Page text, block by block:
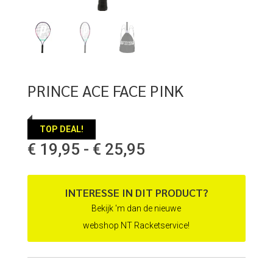
PRINCE ACE FACE PINK
TOP DEAL!
€ 19,95 - € 25,95Prijsklasse:
tot
€ 25,95
INTERESSE IN DIT PRODUCT?
Bekijk 'm dan de nieuwe
webshop NT Racketservice!